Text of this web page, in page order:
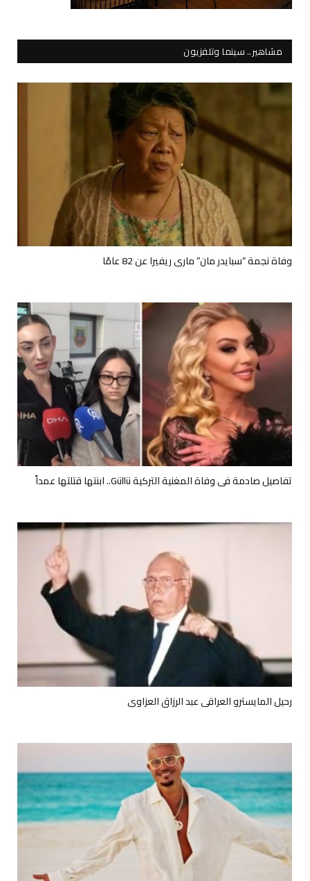
مشاهير.. سينما وتلفزيون
وفاة نجمة “سبايدر مان” ماري ريفيرا عن 82 عامًا
تفاصيل صادمة في وفاة المغنية التركية Güllü.. ابنتها قتلتها عمداً
رحيل المايسترو العراقي عبد الرزاق العزاوي